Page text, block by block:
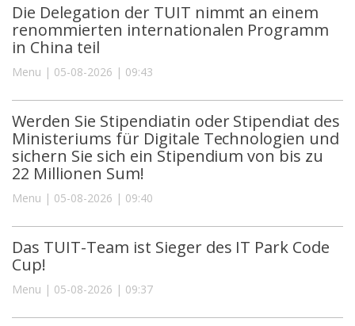
Die Delegation der TUIT nimmt an einem
renommierten internationalen Programm
in China teil
Menu | 05-08-2026 | 09:43
Werden Sie Stipendiatin oder Stipendiat des
Ministeriums für Digitale Technologien und
sichern Sie sich ein Stipendium von bis zu
22 Millionen Sum!
Menu | 05-08-2026 | 09:40
Das TUIT-Team ist Sieger des IT Park Code
Cup!
Menu | 05-08-2026 | 09:37